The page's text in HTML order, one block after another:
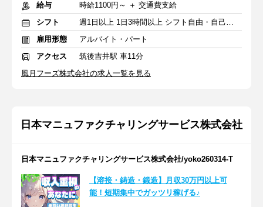
給与
時給1100円～ ＋ 交通費支給
シフト
週1日以上 1日3時間以上 シフト自由・自己申告
雇用形態
アルバイト・パート
アクセス
筑後吉井駅 車11分
風月フーズ株式会社の求人一覧を見る
日本マニュファクチャリングサービス株式会社
日本マニュファクチャリングサービス株式会社/yoko260314-T
【溶接・鋳造・鍛造】月収30万円以上可
能！短期集中でガッツリ稼げる♪